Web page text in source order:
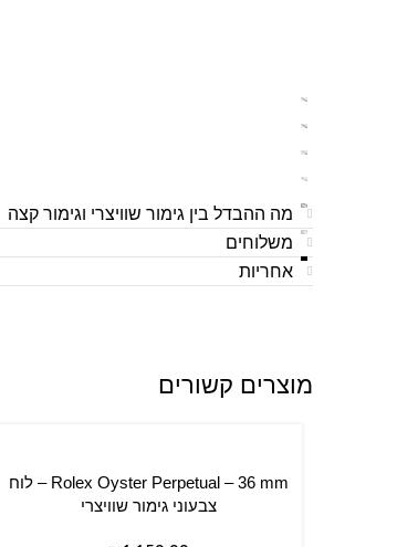
מה ההבדל בין גימור שוויצרי וגימור קצה
משלוחים
אחריות
מוצרים קשורים
הוספה לסל
Rolex Oyster Perpetual – 36 mm – לוח
צבעוני גימור שוויצרי